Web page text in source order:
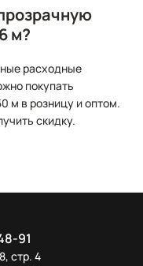
м?
расходные
покупать
м в розницу и оптом.
скидку.
91
стр. 4